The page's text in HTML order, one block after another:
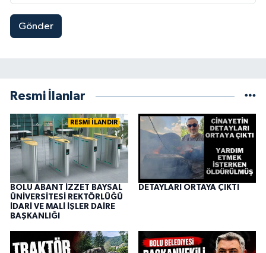
Gönder
Resmi İlanlar
RESMİ İLANDIR
BOLU ABANT İZZET BAYSAL
ÜNİVERSİTESİ REKTÖRLÜĞÜ
İDARİ VE MALİ İŞLER DAİRE
BAŞKANLIĞI
DETAYLARI ORTAYA ÇIKTI